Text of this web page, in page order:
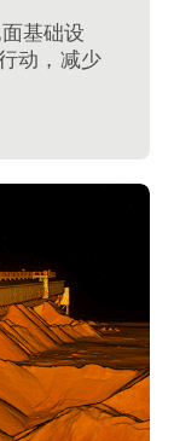
基础设
动，减少